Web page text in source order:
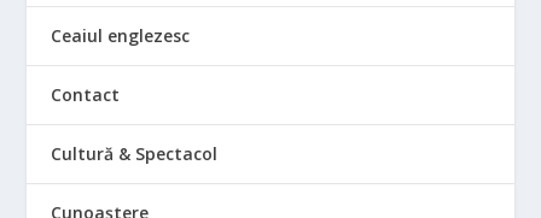
Ceaiul englezesc
Contact
Cultură & Spectacol
Cunoaștere